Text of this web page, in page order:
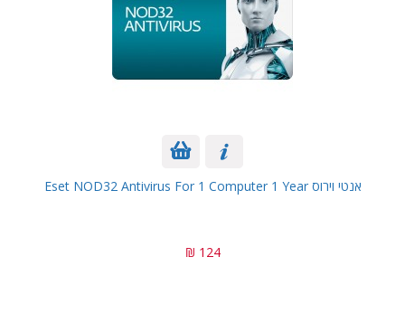
אנטי וירוס Eset NOD32 Antivirus For 1 Computer 1 Year
124 ₪